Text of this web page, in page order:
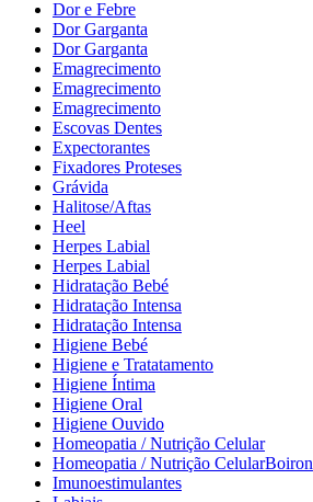
Dor e Febre
Dor Garganta
Dor Garganta
Emagrecimento
Emagrecimento
Emagrecimento
Escovas Dentes
Expectorantes
Fixadores Proteses
Grávida
Halitose/Aftas
Heel
Herpes Labial
Herpes Labial
Hidratação Bebé
Hidratação Intensa
Hidratação Intensa
Higiene Bebé
Higiene e Tratatamento
Higiene Íntima
Higiene Oral
Higiene Ouvido
Homeopatia / Nutrição Celular
Homeopatia / Nutrição CelularBoiron
Imunoestimulantes